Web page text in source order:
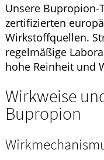
Unsere Bupropion-
zertifizierten
Wirkstoffquellen.
regelmäßige
hohe Reinheit und
Wirkweise
Bupropion